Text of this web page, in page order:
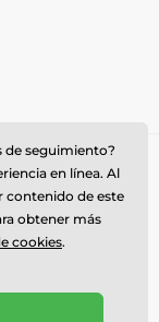
creada por
de seguimiento?
en línea. Al
contenido de este
obtener más
cookies.